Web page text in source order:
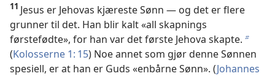
11 Jesus er Jehovas kjæreste Sønn — og det er flere
grunner til det. Han blir kalt «all skapnings
førstefødte», for han var det første Jehova skapte. b
(Kolosserne 1: 15) Noe annet som gjør denne Sønnen
spesiell, er at han er Guds «enbårne Sønn». (Johannes